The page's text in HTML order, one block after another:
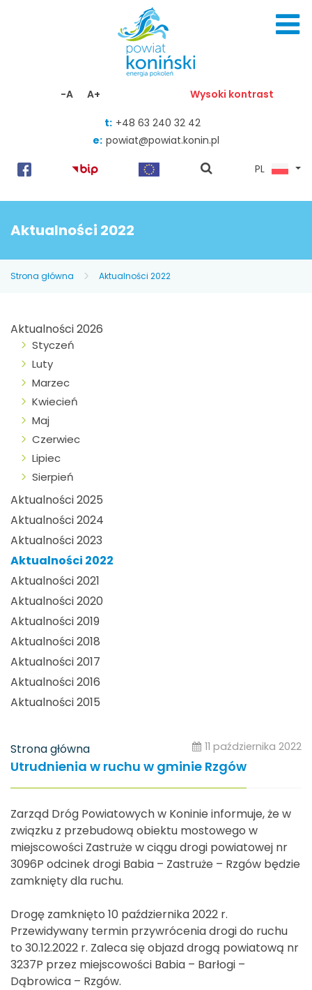
-A A+ Wysoki kontrast
t: +48 63 240 32 42
e: powiat@powiat.konin.pl
pokaż
PL
Aktualności 2022
Strona główna Aktualności 2022
Aktualności 2026
Styczeń
Luty
Marzec
Kwiecień
Maj
Czerwiec
Lipiec
Sierpień
Aktualności 2025
Aktualności 2024
Aktualności 2023
Aktualności 2022
Aktualności 2021
Aktualności 2020
Aktualności 2019
Aktualności 2018
Aktualności 2017
Aktualności 2016
Aktualności 2015
Strona główna 11 października 2022
Utrudnienia w ruchu w gminie Rzgów
Zarząd Dróg Powiatowych w Koninie informuje, że w
związku z przebudową obiektu mostowego w
miejscowości Zastruże w ciągu drogi powiatowej nr
3096P odcinek drogi Babia – Zastruże – Rzgów będzie
zamknięty dla ruchu.
Drogę zamknięto 10 października 2022 r.
Przewidywany termin przywrócenia drogi do ruchu
to 30.12.2022 r. Zaleca się objazd drogą powiatową nr
3237P przez miejscowości Babia – Barłogi –
Dąbrowica – Rzgów.